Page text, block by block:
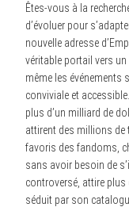
Êtes-vous à la
d’évoluer pour
nouvelle adresse
véritable portail vers
même les événements
conviviale et
plus d’un milliard de
attirent des millions de
favoris des fandoms,
sans avoir besoin de
controversé, attire
séduit par son